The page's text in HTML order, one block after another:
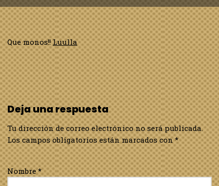
Que monos!!Luulla
Deja una respuesta
Tu dirección de correo electrónico no será publicada.
Los campos obligatorios están marcados con*
Nombre*